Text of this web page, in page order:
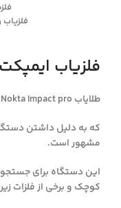
فلزیاب
طلایاب Nokta Impact pro طراحی شده توسط شرکت ترکیه ای Nokta
که به دلیل داشتن
مشهور است.
این دستگاه برای
کوچک و برخی از فلزات